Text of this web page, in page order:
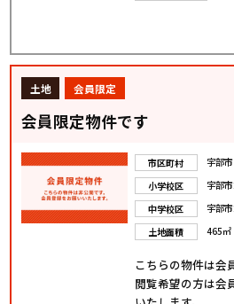
土地 会員限定
会員限定物件です
市区町村
宇部市
小学校区
宇部
中学校区
宇部
土地面積
465㎡
こちらの物件は会
閲覧希望の方は会